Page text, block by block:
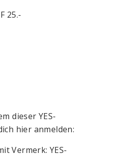
25.-
dieser YES-
hier anmelden:
Vermerk: YES-